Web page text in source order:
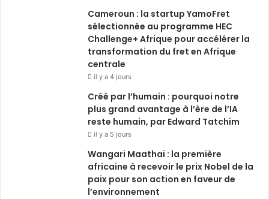
k
n
a
m
Cameroun : la startup YamoFret
sélectionnée au programme HEC
Challenge+ Afrique pour accélérer la
transformation du fret en Afrique
centrale
il y a 4 jours
Créé par l’humain : pourquoi notre
plus grand avantage à l’ère de l’IA
reste humain, par Edward Tatchim
il y a 5 jours
Wangari Maathai : la première
africaine à recevoir le prix Nobel de la
paix pour son action en faveur de
l’environnement